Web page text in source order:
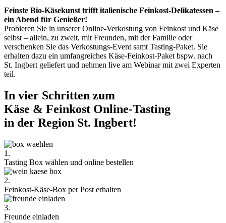
Feinste Bio-Käsekunst trifft italienische Feinkost-Delikatessen –
ein Abend für Genießer!
Probieren Sie in unserer Online-Verkostung von Feinkost und Käse
selbst – allein, zu zweit, mit Freunden, mit der Familie oder
verschenken Sie das Verkostungs-Event samt Tasting-Paket. Sie
erhalten dazu ein umfangreiches Käse-Feinkost-Paket bspw. nach
St. Ingbert geliefert und nehmen live am Webinar mit zwei Experten
teil.
In vier Schritten zum
Käse & Feinkost Online-Tasting
in der Region St. Ingbert!
1.
Tasting Box wählen und online bestellen
2.
Feinkost-Käse-Box per Post erhalten
3.
Freunde einladen